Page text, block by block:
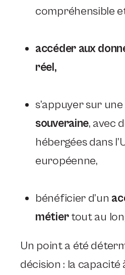
compréhensible
accéder aux
réel,
s’appuyer sur une
souveraine, avec
hébergées dans
européenne,
bénéficier d’un
métiertout au
Un point a été
décision : la